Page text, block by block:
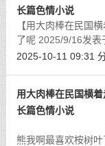
长篇色情小说
【用大肉棒在民国
了呢 2025/9/16发表
2025-10-11 09:31
用大肉棒在民国横
长篇色情小说
【用大肉棒
熊我啊最喜欢桉树叶